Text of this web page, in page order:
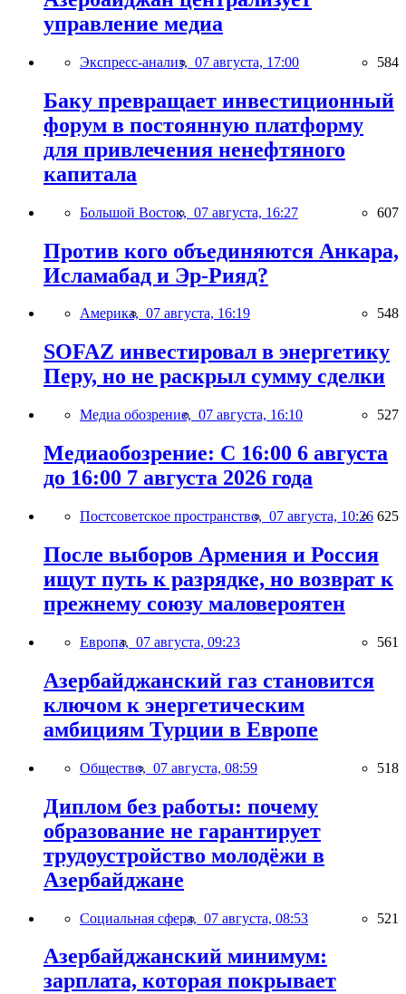
управление медиа
Экспресс-анализ, 07 августа, 17:00 584
Баку превращает инвестиционный
форум в постоянную платформу
для привлечения ненефтяного
капитала
Большой Восток, 07 августа, 16:27 607
Против кого объединяются Анкара,
Исламабад и Эр-Рияд?
Америка, 07 августа, 16:19 548
SOFAZ инвестировал в энергетику
Перу, но не раскрыл сумму сделки
Медиа обозрение, 07 августа, 16:10 527
Медиаобозрение: С 16:00 6 августа
до 16:00 7 августа 2026 года
Постсоветское пространство, 07 августа, 10:26 625
После выборов Армения и Россия
ищут путь к разрядке, но возврат к
прежнему союзу маловероятен
Европа, 07 августа, 09:23 561
Азербайджанский газ становится
ключом к энергетическим
амбициям Турции в Европе
Общество, 07 августа, 08:59 518
Диплом без работы: почему
образование не гарантирует
трудоустройство молодёжи в
Азербайджане
Социальная сфера, 07 августа, 08:53 521
Азербайджанский минимум:
зарплата, которая покрывает